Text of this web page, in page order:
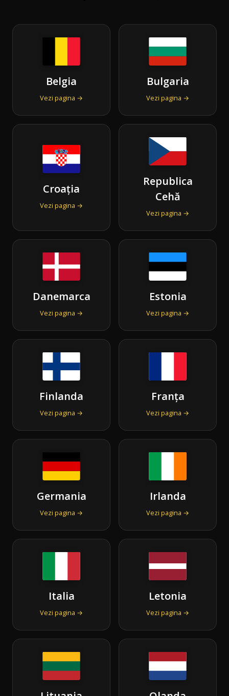
Belgia
Vezi pagina →
Bulgaria
Vezi pagina →
Croația
Vezi pagina →
Republica
Cehă
Vezi pagina →
Danemarca
Vezi pagina →
Estonia
Vezi pagina →
Finlanda
Vezi pagina →
Franța
Vezi pagina →
Germania
Vezi pagina →
Irlanda
Vezi pagina →
Italia
Vezi pagina →
Letonia
Vezi pagina →